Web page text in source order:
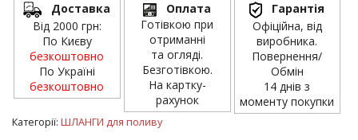
Доставка
Від 2000 грн:
По Києву
безкоштовно
По Україні
безкоштовно
Оплата
Готівкою при
отриманні
та огляді.
Безготівкою.
На картку-
рахунок
Гарантія
Офіційна, від
виробника.
Повернення/
Обмін
14 днів з
моменту покупки
Категорії: ШЛАНГИ для поливу